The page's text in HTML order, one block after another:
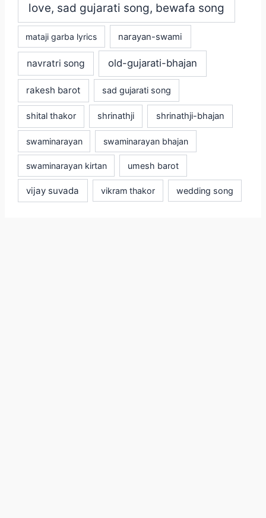
love, sad gujarati song, bewafa song
mataji garba lyrics narayan-swami
navratri song old-gujarati-bhajan
rakesh barot sad gujarati song
shital thakor shrinathji shrinathji-bhajan
swaminarayan swaminarayan bhajan
swaminarayan kirtan umesh barot
vijay suvada vikram thakor wedding song